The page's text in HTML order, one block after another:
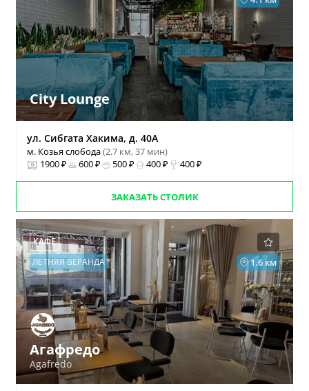
City Lounge
ул. Сибгата Хакима, д. 40А
м. Козья слобода(2.7 км, 37 мин)
1900 ₽
600 ₽ 500 ₽ 400 ₽ 400 ₽
ЗАКАЗАТЬ СТОЛИК
КАФЕ
1.6 км
ЛЕТНЯЯ ВЕРАНДА
Агафредо
Agafredo